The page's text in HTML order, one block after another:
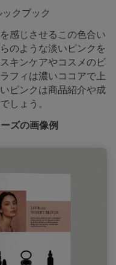
クブック
感じさせるこの色合い
のような淡いピンクを
キンケアやコスメのビ
フィは濃いココアで上
ピンクは商品紹介や成
しょう。
ズの画像例